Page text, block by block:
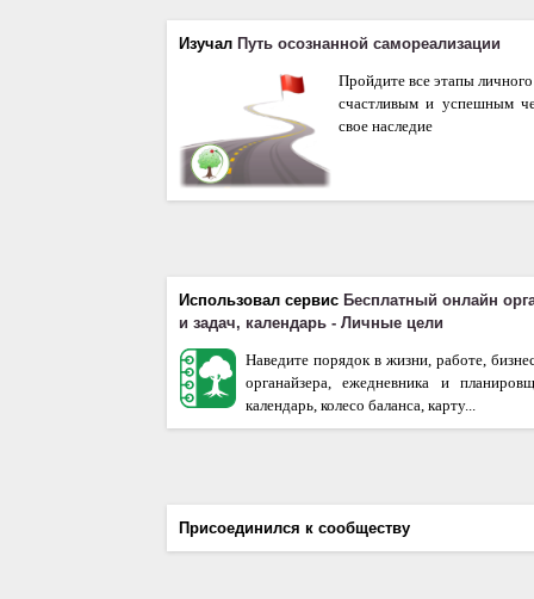
Изучал Путь осознанной самореализации
Пройдите все этапы
счастливым и успешным
свое наследие
Использовал сервис Бесплатный онлайн
и задач, календарь - Личные цели
Наведите порядок в жизни, работе,
органайзера, ежедневника и
календарь, колесо баланса, карту...
Присоединился к сообществу